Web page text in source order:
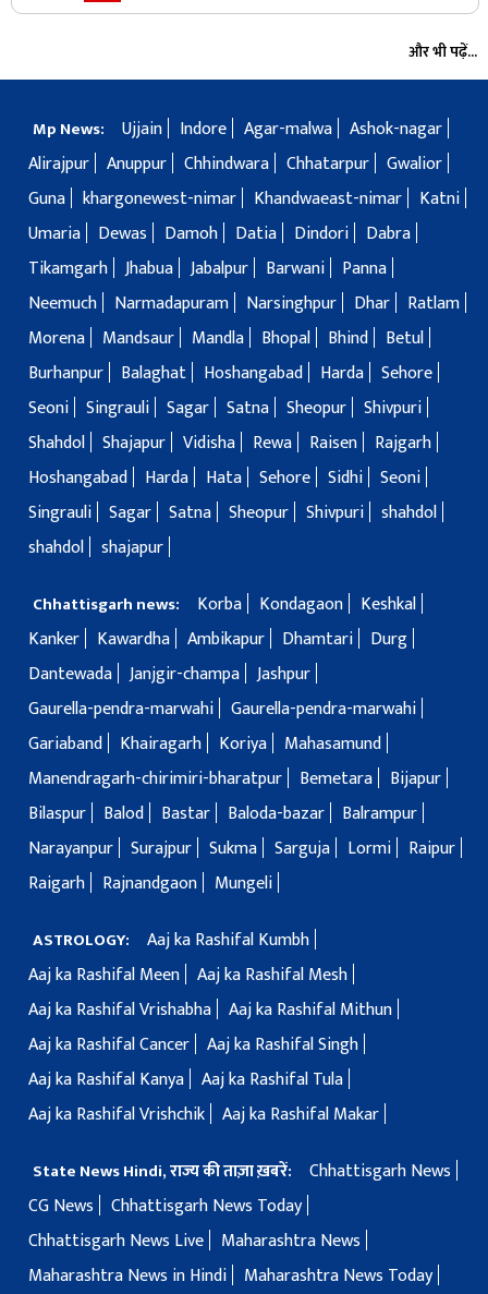
और भी पढ़ें...
Mp News: Ujjain Indore Agar-malwa Ashok-nagar
Alirajpur Anuppur Chhindwara Chhatarpur Gwalior
Guna khargonewest-nimar Khandwaeast-nimar
Katni
Umaria
Dewas Damoh Datia Dindori
Dabra
Tikamgarh Jhabua Jabalpur Barwani
Panna
Neemuch
Narmadapuram Narsinghpur Dhar
Ratlam
Morena
Mandsaur Mandla Bhopal Bhind
Betul
Burhanpur
Balaghat Hoshangabad Harda Sehore
Seoni Singrauli Sagar Satna Sheopur Shivpuri
Shahdol Shajapur Vidisha Rewa Raisen
Rajgarh
Hoshangabad
Harda Hata Sehore Sidhi Seoni
Singrauli Sagar Satna Sheopur Shivpuri shahdol
shahdol shajapur
Chhattisgarh news: Korba Kondagaon
Keshkal
Kanker
Kawardha Ambikapur Dhamtari
Durg
Dantewada Janjgir-champa Jashpur
Gaurella-pendra-marwahi Gaurella-pendra-marwahi
Gariaband
Khairagarh Koriya
Mahasamund
Manendragarh-chirimiri-bharatpur
Bemetara
Bijapur
Bilaspur
Balod Bastar Baloda-bazar
Balrampur
Narayanpur Surajpur Sukma Sarguja Lormi
Raipur
Raigarh
Rajnandgaon Mungeli
ASTROLOGY:
Aaj ka Rashifal Kumbh
Aaj ka Rashifal Meen Aaj ka Rashifal Mesh
Aaj ka Rashifal Vrishabha Aaj ka Rashifal Mithun
Aaj ka Rashifal Cancer Aaj ka Rashifal Singh
Aaj ka Rashifal Kanya Aaj ka Rashifal Tula
Aaj ka Rashifal Vrishchik Aaj ka Rashifal Makar
State News Hindi, राज्य की ताज़ा ख़बरें:
Chhattisgarh News
CG News
Chhattisgarh News Today
Chhattisgarh News Live
Maharashtra News
Maharashtra News in Hindi
Maharashtra News Today